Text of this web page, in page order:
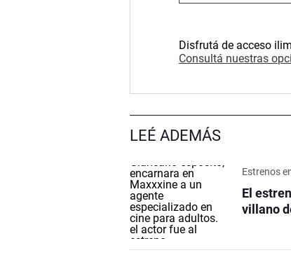
Disfrutá de acceso
Consultá nuestras
LEÉ ADEMÁS
Estrenos
El
villano